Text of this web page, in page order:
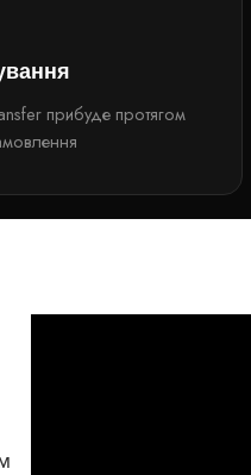
прибуде протягом